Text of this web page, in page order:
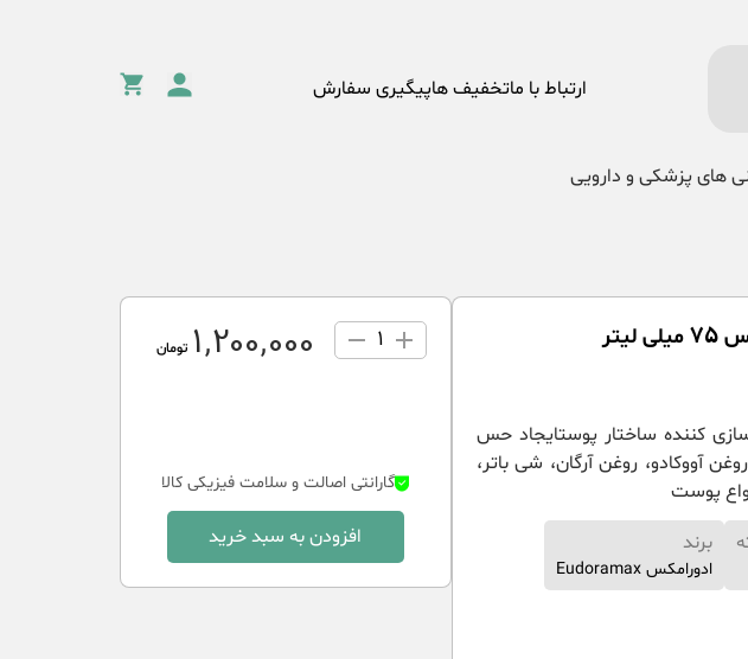
ارتباط با ماتخفیف هاپیگیری سفارش
های پزشکی و دارویی
کننده ساختار پوستایجاد حس
آووکادو، روغن آرگان، شی باتر،
پوست
برند
ادورامکس Eudoramax
1 1٬200٬000 تومان
گارانتی اصالت و سلامت فیزیکی کالا
افزودن به سبد خرید